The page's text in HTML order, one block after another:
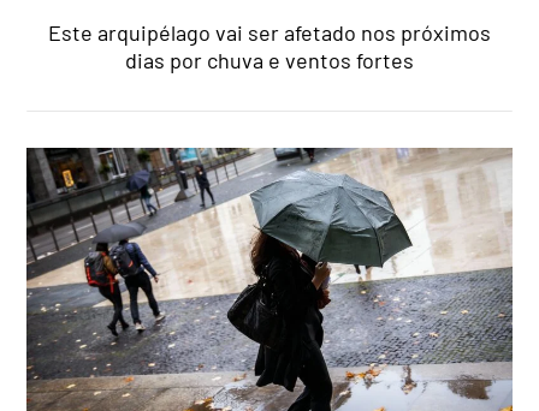
Este arquipélago vai ser afetado nos próximos
dias por chuva e ventos fortes